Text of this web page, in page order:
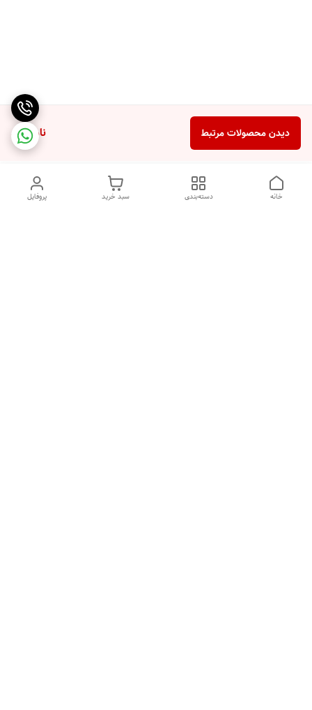
ناموجود دیدن محصولات مرتبط
پروفایل سبد خرید دسته‌بندی خانه